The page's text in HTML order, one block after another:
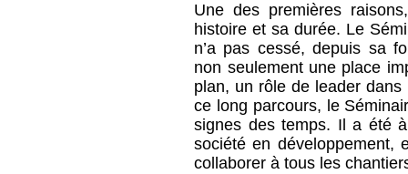
Une des premières
histoire et sa durée. Le
n’a pas cessé, depuis sa
non seulement une place
plan, un rôle de leader dans
ce long parcours, le
signes des temps. Il a été à
société en développement,
collaborer à tous les